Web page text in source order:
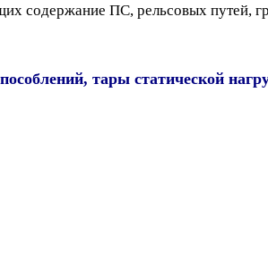
содержание ПС, рельсовых путей,
тары статической